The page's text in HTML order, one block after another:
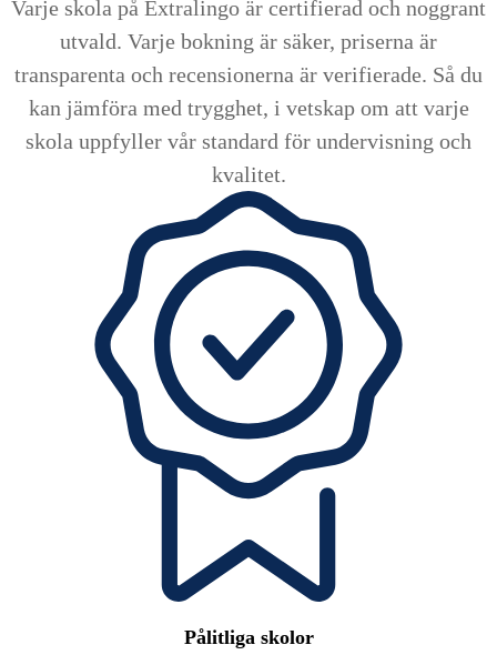
Varje skola på Extralingo är certifierad och noggrant
utvald. Varje bokning är säker, priserna är
transparenta och recensionerna är verifierade. Så du
kan jämföra med trygghet, i vetskap om att varje
skola uppfyller vår standard för undervisning och
kvalitet.
Pålitliga skolor